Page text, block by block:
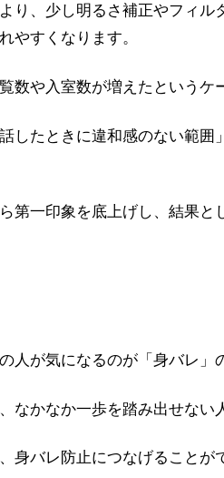
り、少し明るさ補正やフィル
やすくなります。
数や入室数が増えたというケ
したときに違和感のない範囲
第一印象を底上げし、結果と
人が気になるのが「身バレ」
かなか一歩を踏み出せない
身バレ防止につなげることが